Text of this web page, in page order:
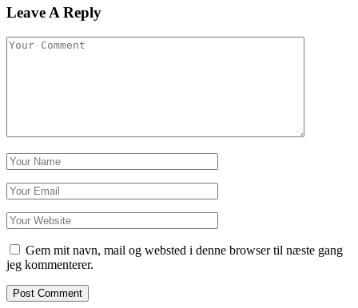
Leave A Reply
Gem mit navn, mail og websted i denne browser til næste gang
jeg kommenterer.